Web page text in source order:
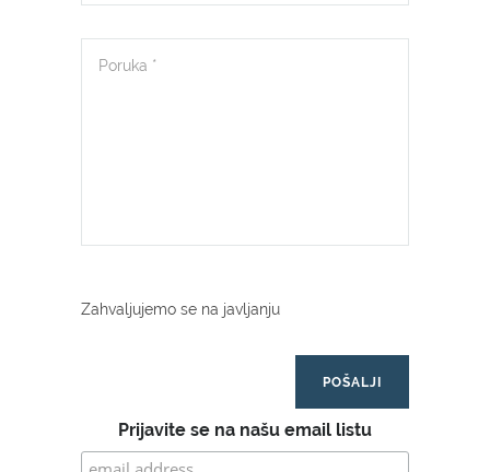
Zahvaljujemo se na javljanju
Prijavite se na našu email listu